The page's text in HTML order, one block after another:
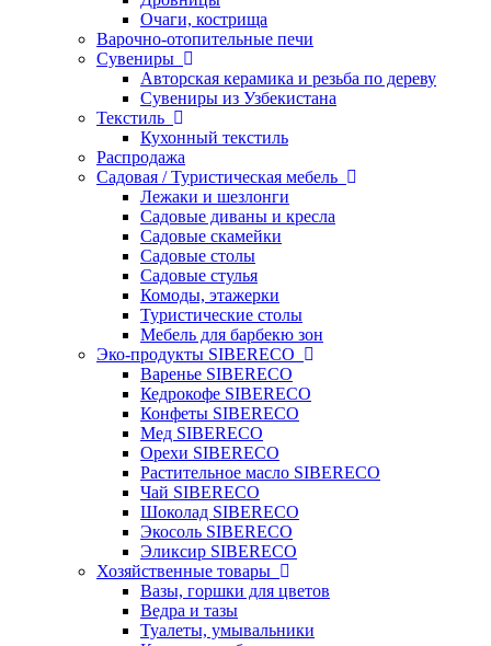
Очаги, кострища
Варочно-отопительные печи
Сувениры
Авторская керамика и резьба по дереву
Сувениры из Узбекистана
Текстиль
Кухонный текстиль
Распродажа
Садовая / Туристическая мебель
Лежаки и шезлонги
Садовые диваны и кресла
Садовые скамейки
Садовые столы
Садовые стулья
Комоды, этажерки
Туристические столы
Мебель для барбекю зон
Эко-продукты SIBERECO
Варенье SIBERECO
Кедрокофе SIBERECO
Конфеты SIBERECO
Мед SIBERECO
Орехи SIBERECO
Растительное масло SIBERECO
Чай SIBERECO
Шоколад SIBERECO
Экосоль SIBERECO
Эликсир SIBERECO
Хозяйственные товары
Вазы, горшки для цветов
Ведра и тазы
Туалеты, умывальники